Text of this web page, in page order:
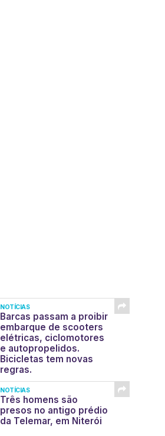
NOTÍCIAS
Barcas passam a proibir
embarque de scooters
elétricas, ciclomotores
e autopropelidos.
Bicicletas tem novas
regras.
NOTÍCIAS
Três homens são
presos no antigo prédio
da Telemar, em Niterói